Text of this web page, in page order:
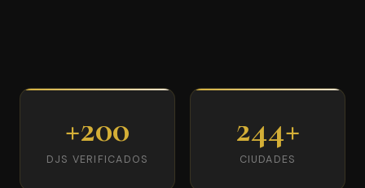
+200
DJS VERIFICADOS
244+
CIUDADES